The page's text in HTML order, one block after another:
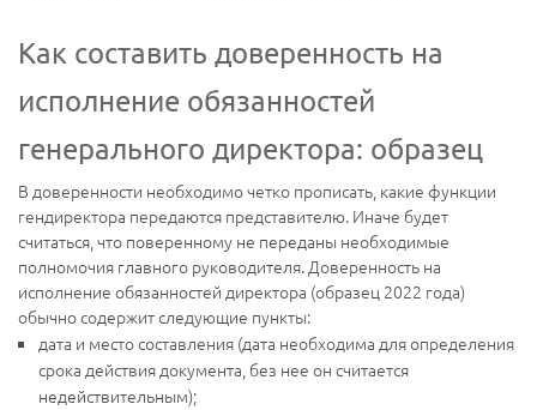
Как составить доверенность на
исполнение обязанностей
генерального директора: образец
В доверенности необходимо четко прописать, какие функции
гендиректора передаются представителю. Иначе будет
считаться, что поверенному не переданы необходимые
полномочия главного руководителя. Доверенность на
исполнение обязанностей директора (образец 2022 года)
обычно содержит следующие пункты:
дата и место составления (дата необходима для определения
срока действия документа, без нее он считается
недействительным);